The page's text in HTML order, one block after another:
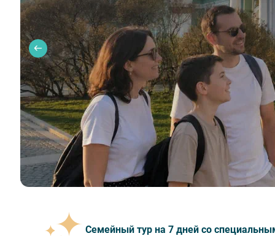
Семейный тур на 7 дней со